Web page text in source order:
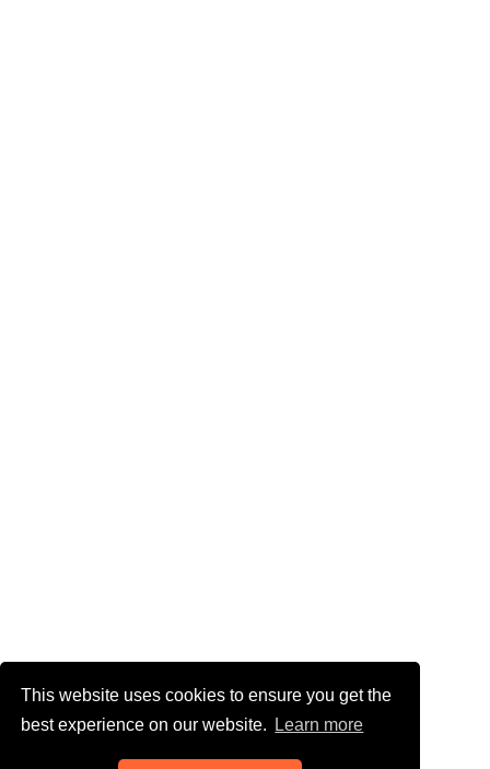
This website uses cookies to ensure you get the
best experience on our website.
Learn more